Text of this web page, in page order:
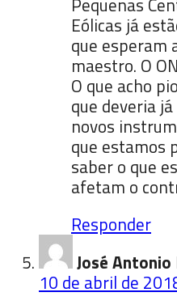
Eólicas já
que esperam
maestro. O
O que acho
que deveria
novos
que estamos
saber o que
afetam o
Responder
José
10 de abril de